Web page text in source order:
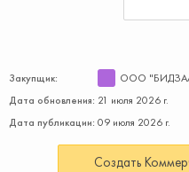
Закупщик:
ООО
Дата обновления: 21 июля 2026 г.
Дата публикации: 09 июля 2026 г.
Создать